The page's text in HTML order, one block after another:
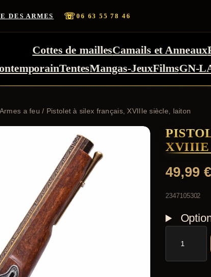
DES ARMES ☏06 63 55 78 46
Cottes de maillesCamails et Anneaux
TentesMangas-JeuxFilmsGN-
Armes a feu / Pistolet à silex français, XVIIIe siècle, laiton
XVIIIE
49,99 €
2347105302
Pistolet